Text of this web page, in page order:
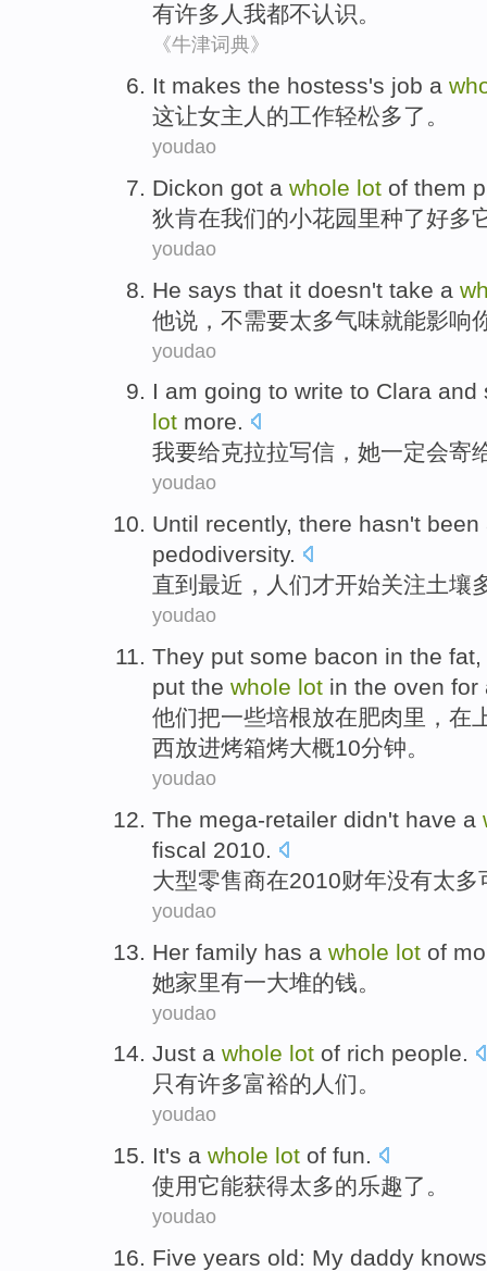
有许多 人 我都不认识。
《牛津词典》
It makes the hostess's job a
这让女主人 的工作轻松多了。
youdao
Dickon got a whole lot of them
狄肯在我们的小花园里种了好多
youdao
He says that it doesn't take a
他说 ， 不需要太多气味就能影响
youdao
I am going to write to Clara and
lot more.
我要给克拉拉写信 ， 她一定会寄
youdao
Until recently, there hasn't
pedodiversity.
直到 最近 ，人们才开始关注土壤
youdao
They put some bacon in the fat,
put the whole lot in the oven for
他们把一些培根放在肥肉里， 在
西放进烤箱烤大概10分钟。
youdao
The mega-retailer didn't have a
fiscal 2010.
大型零售商在2010财年没有太多
youdao
Her family has a whole lot of
她家里有一大堆的钱 。
youdao
Just a whole lot of rich people.
只有许多富裕的 人们。
youdao
It's a whole lot of fun.
使用它能获得太多的乐趣了。
youdao
Five years old: My daddy knows